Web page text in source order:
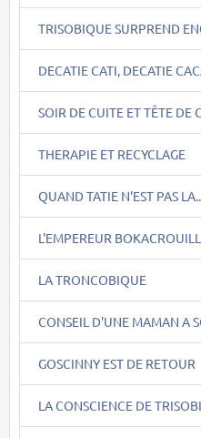
TRISOBIQUE SURPREND
DECATIE CATI, DECATIE
SOIR DE CUITE ET TÊTE DE
THERAPIE ET RECYCLAGE
QUAND TATIE N'EST PAS
L'EMPEREUR
LA TRONCOBIQUE
CONSEIL D'UNE MAMAN A
GOSCINNY EST DE RETOUR
LA CONSCIENCE DE